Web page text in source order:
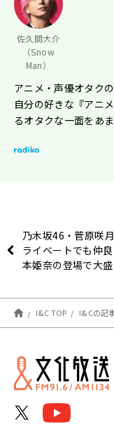
佐久間大介
（Snow
Man）
アニメ・声優オタク
自分の好きな『アニ
るオタクな一面をあ
乃木坂46・菅原咲
ライベートでも仲
本姫奈の登場で大
I&C TOP I&Cの記